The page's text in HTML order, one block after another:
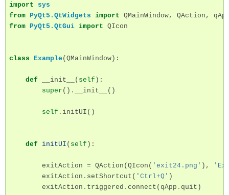
import
sys
from PyQt5.QtWidgets import QMainWindow, QAction ,
from PyQt5.QtGui import QIcon
class Example (QMainWindow):
def __init__ ( self ):
super () . __init__ ()
self . initUI ()
def initUI ( self ):
exitAction = QAction (QIcon ( 'exit24.png' ),
exitAction . setShortcut ( 'Ctrl+Q' )
exitAction . triggered . connect ( qApp . quit )